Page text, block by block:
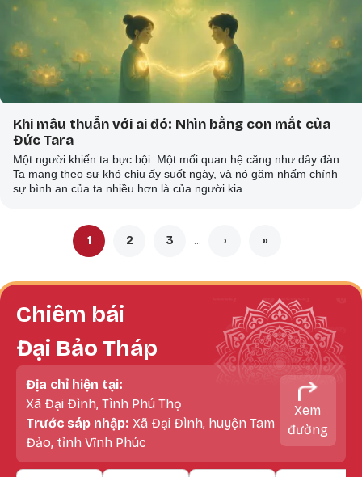
Khi mâu thuẫn với ai đó: Nhìn bằng con mắt của
Đức Tara
Một người khiến ta bực bội. Một mối quan hệ căng như dây đàn.
Ta mang theo sự khó chịu ấy suốt ngày, và nó gặm nhấm chính
sự bình an của ta nhiều hơn là của người kia.
Pagination Trang hiện thời
1 Trang
2 Trang
3 … Next page
› Last page
»
Chiêm bái
Đại Bảo Tháp
Địa chỉ hiện tại:
Xã Đại Đình, Tình Phú Thọ
Trước sáp nhập: Xã Đại Đình, huyện Tam
Đảo, tỉnh Vĩnh Phúc
Xem
đường